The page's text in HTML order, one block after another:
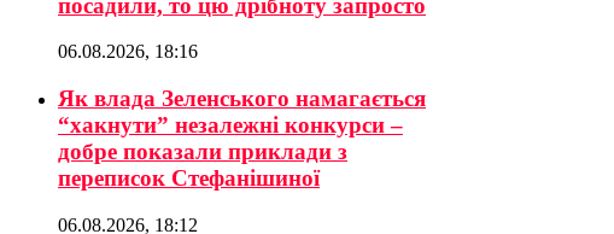
06.08.2026, 18:16
Як влада Зеленського намагається
“хакнути” незалежні конкурси –
добре показали приклади з
переписок Стефанішиної
06.08.2026, 18:12